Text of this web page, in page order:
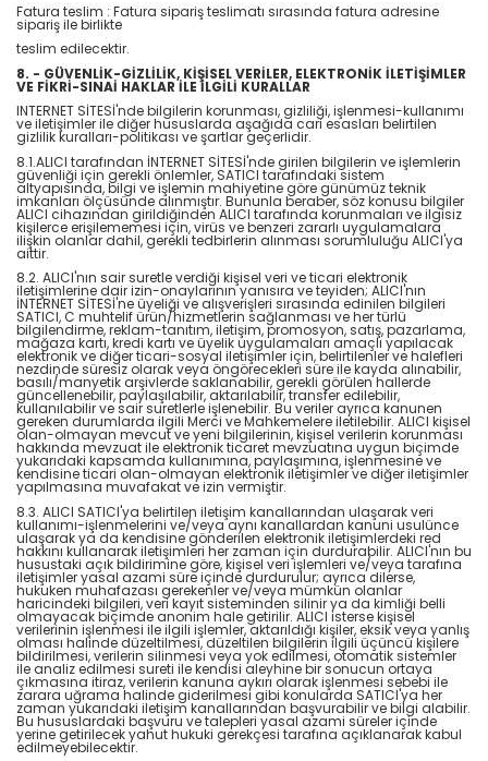
Fatura teslim : Fatura sipariş teslimatı sırasında fatura adresine
sipariş ile birlikte
teslim edilecektir.
8. - GÜVENLİK-GİZLİLİK, KİŞİSEL VERİLER, ELEKTRONİK İLETİŞİMLER
VE FİKRİ-SINAİ HAKLAR İLE İLGİLİ KURALLAR
INTERNET SİTESİ'nde bilgilerin korunması, gizliliği, işlenmesi-kullanımı
ve iletişimler ile diğer hususlarda aşağıda cari esasları belirtilen
gizlilik kuralları-politikası ve şartlar geçerlidir.
8.1.ALICI tarafından İNTERNET SİTESİ'nde girilen bilgilerin ve işlemlerin
güvenliği için gerekli önlemler, SATICI tarafındaki sistem
altyapısında, bilgi ve işlemin mahiyetine göre günümüz teknik
imkanları ölçüsünde alınmıştır. Bununla beraber, söz konusu bilgiler
ALICI cihazından girildiğinden ALICI tarafında korunmaları ve ilgisiz
kişilerce erişilememesi için, virüs ve benzeri zararlı uygulamalara
ilişkin olanlar dahil, gerekli tedbirlerin alınması sorumluluğu ALICI'ya
aittir.
8.2. ALICI'nın sair suretle verdiği kişisel veri ve ticari elektronik
iletişimlerine dair izin-onaylarının yanısıra ve teyiden; ALICI'nın
İNTERNET SİTESİ'ne üyeliği ve alışverişleri sırasında edinilen bilgileri
SATICI, C muhtelif ürün/hizmetlerin sağlanması ve her türlü
bilgilendirme, reklam-tanıtım, iletişim, promosyon, satış, pazarlama,
mağaza kartı, kredi kartı ve üyelik uygulamaları amaçlı yapılacak
elektronik ve diğer ticari-sosyal iletişimler için, belirtilenler ve halefleri
nezdinde süresiz olarak veya öngörecekleri süre ile kayda alınabilir,
basılı/manyetik arşivlerde saklanabilir, gerekli görülen hallerde
güncellenebilir, paylaşılabilir, aktarılabilir, transfer edilebilir,
kullanılabilir ve sair suretlerle işlenebilir. Bu veriler ayrıca kanunen
gereken durumlarda ilgili Merci ve Mahkemelere iletilebilir. ALICI kişisel
olan-olmayan mevcut ve yeni bilgilerinin, kişisel verilerin korunması
hakkında mevzuat ile elektronik ticaret mevzuatına uygun biçimde
yukarıdaki kapsamda kullanımına, paylaşımına, işlenmesine ve
kendisine ticari olan-olmayan elektronik iletişimler ve diğer iletişimler
yapılmasına muvafakat ve izin vermiştir.
8.3. ALICI SATICI'ya belirtilen iletişim kanallarından ulaşarak veri
kullanımı-işlenmelerini ve/veya aynı kanallardan kanuni usulünce
ulaşarak ya da kendisine gönderilen elektronik iletişimlerdeki red
hakkını kullanarak iletişimleri her zaman için durdurabilir. ALICI'nın bu
husustaki açık bildirimine göre, kişisel veri işlemleri ve/veya tarafına
iletişimler yasal azami süre içinde durdurulur; ayrıca dilerse,
hukuken muhafazası gerekenler ve/veya mümkün olanlar
haricindeki bilgileri, veri kayıt sisteminden silinir ya da kimliği belli
olmayacak biçimde anonim hale getirilir. ALICI isterse kişisel
verilerinin işlenmesi ile ilgili işlemler, aktarıldığı kişiler, eksik veya yanlış
olması halinde düzeltilmesi, düzeltilen bilgilerin ilgili üçüncü kişilere
bildirilmesi, verilerin silinmesi veya yok edilmesi, otomatik sistemler
ile analiz edilmesi sureti ile kendisi aleyhine bir sonucun ortaya
çıkmasına itiraz, verilerin kanuna aykırı olarak işlenmesi sebebi ile
zarara uğrama halinde giderilmesi gibi konularda SATICI'ya her
zaman yukarıdaki iletişim kanallarından başvurabilir ve bilgi alabilir.
Bu hususlardaki başvuru ve talepleri yasal azami süreler içinde
yerine getirilecek yahut hukuki gerekçesi tarafına açıklanarak kabul
edilmeyebilecektir.